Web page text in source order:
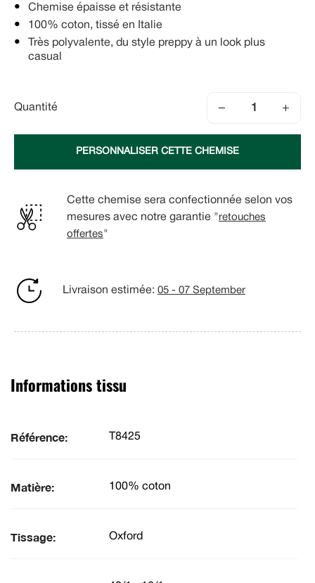
Chemise épaisse et résistante
100% coton, tissé en Italie
Très polyvalente, du style preppy à un look plus
casual
Quantité − +
PERSONNALISER CETTE CHEMISE
Cette chemise sera confectionnée selon vos
mesures avec notre garantie " retouches
offertes"
Livraison estimée: 05 - 07 September
Informations tissu
Référence: T8425
Matière: 100% coton
Tissage: Oxford